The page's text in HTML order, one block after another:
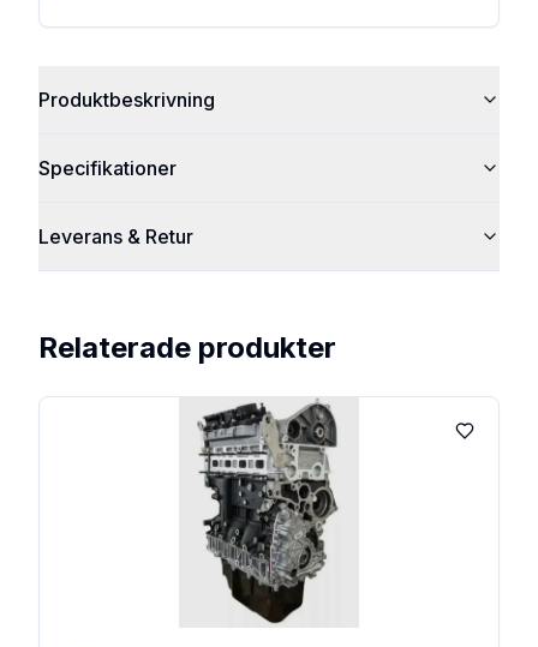
Produktbeskrivning
Specifikationer
Leverans & Retur
Relaterade produkter
Lägg till